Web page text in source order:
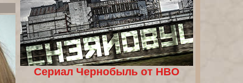
Сериал Чернобыль от HBO